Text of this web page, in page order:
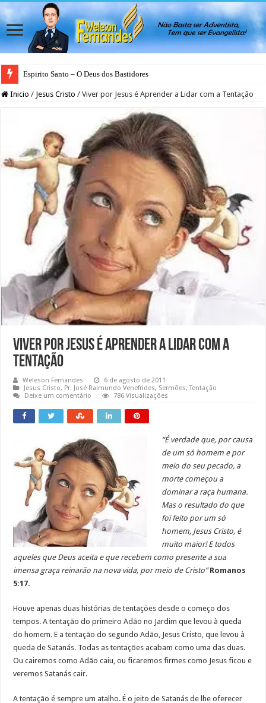
Espirito Santo – O Deus dos Bastidores
Inicio / Jesus Cristo / Viver por Jesus é Aprender a Lidar com a Tentação
Viver por Jesus é Aprender a Lidar com a
Tentação
Weleson Fernandes
6 de agosto de 2011
Jesus Cristo, Pr. José Raimundo Venefrides, Sermões,Tentação
Deixe um comentário
786 Visualizações
“É verdade que, por causa
de um só homem e por
meio do seu pecado, a
morte começou a
dominar a raça humana.
Mas o resultado do que
foi feito por um só
homem, Jesus Cristo, é
muito maior! E todos
aqueles que Deus aceita e que recebem como presente a sua
imensa graça reinarão na nova vida, por meio de Cristo” Romanos
5:17.
Houve apenas duas histórias de tentações desde o começo dos
tempos. A tentação do primeiro Adão no Jardim que levou à queda
do homem. E a tentação do segundo Adão, Jesus Cristo, que levou à
queda de Satanás. Todas as tentações acabam como uma das duas.
Ou cairemos como Adão caiu, ou ficaremos firmes como Jesus ficou e
veremos Satanás cair.
A tentação é sempre um atalho. É o jeito de Satanás de lhe oferecer